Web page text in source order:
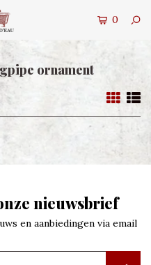
0
ornament
nieuwsbrief
en aanbiedingen via email